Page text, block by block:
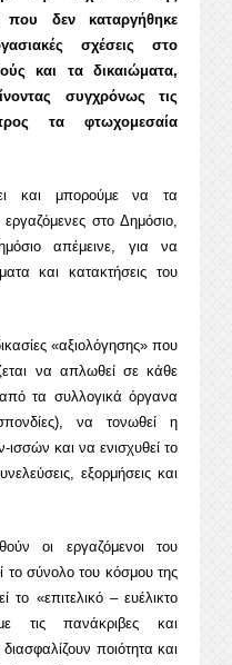
που δεν καταργήθηκε
σχέσεις στο
και τα δικαιώματα,
συγχρόνως τις
τα φτωχομεσαία
και μπορούμε να τα
στο Δημόσιο,
απέμεινε, για να
και κατακτήσεις του
«αξιολόγησης» που
να απλωθεί σε κάθε
τα συλλογικά όργανα
να τονωθεί η
και να ενισχυθεί το
εξορμήσεις και
οι εργαζόμενοι του
το σύνολο του κόσμου της
το «επιτελικό – ευέλικτο
τις πανάκριβες και
ποιότητα και